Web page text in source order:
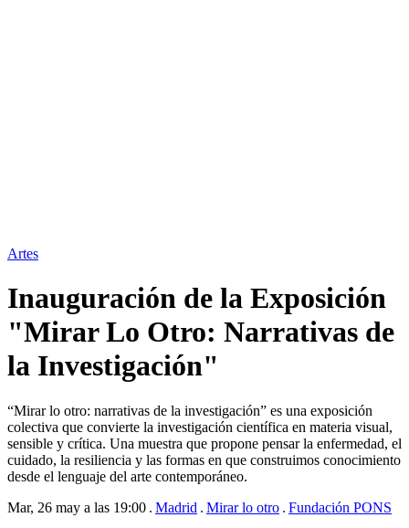
Artes
Inauguración de la Exposición
"Mirar Lo Otro: Narrativas de
la Investigación"
“Mirar lo otro: narrativas de la investigación” es una exposición
colectiva que convierte la investigación científica en materia visual,
sensible y crítica. Una muestra que propone pensar la enfermedad, el
cuidado, la resiliencia y las formas en que construimos conocimiento
desde el lenguaje del arte contemporáneo.
Mar, 26 may a las 19:00 Madrid Mirar lo otro Fundación PONS